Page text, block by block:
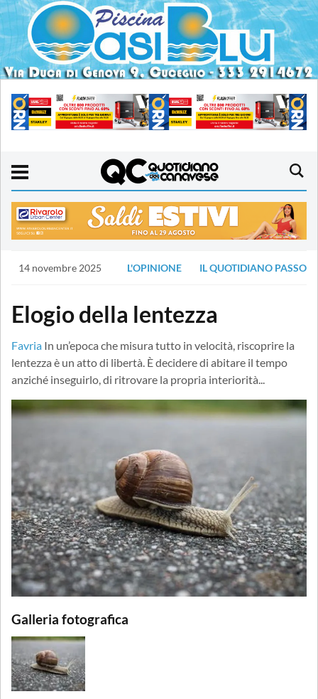
14 novembre 2025 L'OPINIONE IL QUOTIDIANO PASSO
Elogio della lentezza
Favria In un’epoca che misura tutto in velocità, riscoprire la
lentezza è un atto di libertà. È decidere di abitare il tempo
anziché inseguirlo, di ritrovare la propria interiorità...
Galleria fotografica